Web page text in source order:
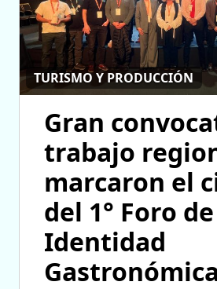
TURISMO Y PRODUCCIÓN
Gran
trabajo
marcaron el
del 1° Foro de
Identidad
Gastronómica